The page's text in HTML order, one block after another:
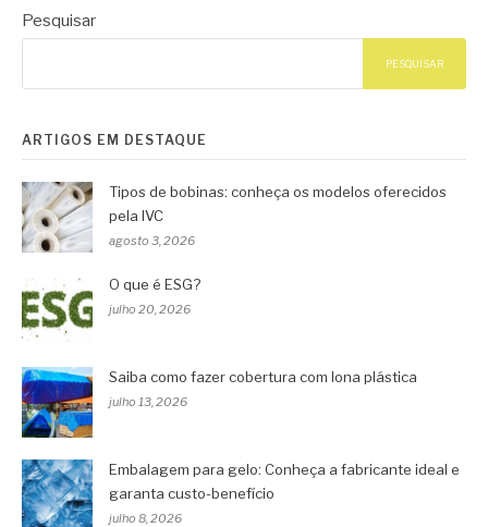
Pesquisar
PESQUISAR
ARTIGOS EM DESTAQUE
Tipos de bobinas: conheça os modelos oferecidos
pela IVC
agosto 3, 2026
O que é ESG?
julho 20, 2026
Saiba como fazer cobertura com lona plástica
julho 13, 2026
Embalagem para gelo: Conheça a fabricante ideal e
garanta custo-benefício
julho 8, 2026